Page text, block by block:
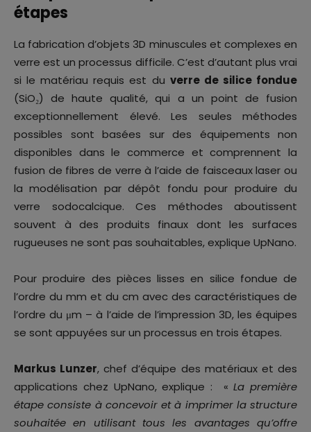
étapes
La fabrication d’objets 3D minuscules et complexes en
verre est un processus difficile. C’est d’autant plus vrai
si le matériau requis est du verre de silice fondue
(SiO₂) de haute qualité, qui a un point de fusion
exceptionnellement élevé. Les seules méthodes
possibles sont basées sur des équipements non
disponibles dans le commerce et comprennent la
fusion de fibres de verre à l’aide de faisceaux laser ou
la modélisation par dépôt fondu pour produire du
verre sodocalcique. Ces méthodes aboutissent
souvent à des produits finaux dont les surfaces
rugueuses ne sont pas souhaitables, explique UpNano.
Pour produire des pièces lisses en silice fondue de
l’ordre du mm et du cm avec des caractéristiques de
l’ordre du μm – à l’aide de l’impression 3D, les équipes
se sont appuyées sur un processus en trois étapes.
Markus Lunzer, chef d’équipe des matériaux et des
applications chez UpNano, explique : «La première
étape consiste à concevoir et à imprimer la structure
souhaitée en utilisant tous les avantages qu’offre